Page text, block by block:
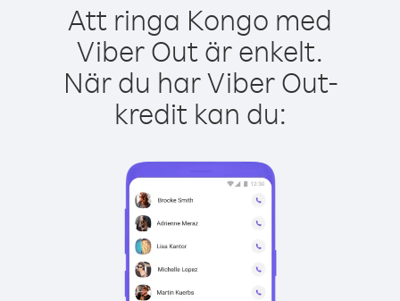
Att ringa Kongo med
Viber Out är enkelt.
När du har Viber Out-
kredit kan du: